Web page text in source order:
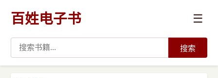
百姓电子书 ☰
搜索